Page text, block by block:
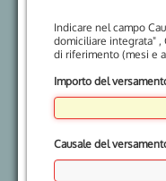
Trattamento dati personali
Indicare nel campo
domiciliare integrata"
di riferimento (mesi e
Importo del
Causale del